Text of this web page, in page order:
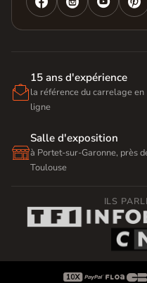

15 ans d'expérience
la référence du carrelage en
ligne

Salle d'exposition
à Portet-sur-Garonne, près
Toulouse
ILS
